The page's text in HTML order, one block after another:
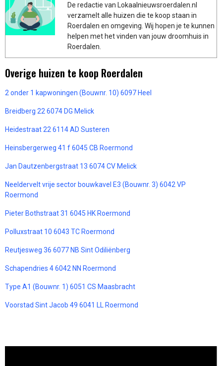
De redactie van Lokaalnieuwsroerdalen.nl
verzamelt alle huizen die te koop staan in
Roerdalen en omgeving. Wij hopen je te kunnen
helpen met het vinden van jouw droomhuis in
Roerdalen.
Overige huizen te koop Roerdalen
2 onder 1 kapwoningen (Bouwnr. 10) 6097 Heel
Breidberg 22 6074 DG Melick
Heidestraat 22 6114 AD Susteren
Heinsbergerweg 41 f 6045 CB Roermond
Jan Dautzenbergstraat 13 6074 CV Melick
Neeldervelt vrije sector bouwkavel E3 (Bouwnr. 3) 6042 VP
Roermond
Pieter Bothstraat 31 6045 HK Roermond
Polluxstraat 10 6043 TC Roermond
Reutjesweg 36 6077 NB Sint Odiliënberg
Schapendries 4 6042 NN Roermond
Type A1 (Bouwnr. 1) 6051 CS Maasbracht
Voorstad Sint Jacob 49 6041 LL Roermond